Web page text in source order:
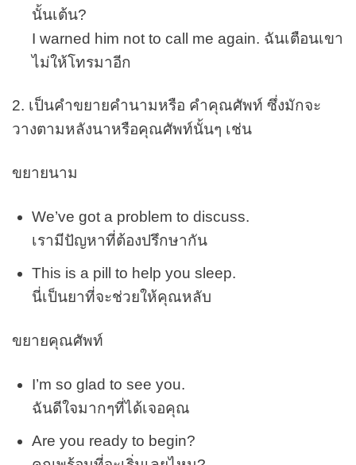
นั้นเต้น?
I warned him not to call me again. ฉันเตือนเขา
ไม่ให้โทรมาอีก
2. เป็นคำขยายคำนามหรือ คำคุณศัพท์ ซึ่งมักจะ
วางตามหลังนาหรือคุณศัพท์นั้นๆ เช่น
ขยายนาม
We’ve got a problem to discuss.
เรามีปัญหาที่ต้องปรึกษากัน
This is a pill to help you sleep.
นี่เป็นยาที่จะช่วยให้คุณหลับ
ขยายคุณศัพท์
I’m so glad to see you.
ฉันดีใจมากๆที่ได้เจอคุณ
Are you ready to begin?